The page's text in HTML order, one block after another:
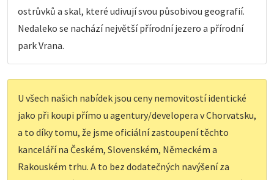
ostrůvků a skal, které udivují svou působivou geografií.
Nedaleko se nachází největší přírodní jezero a přírodní
park Vrana.
U všech našich nabídek jsou ceny nemovitostí identické
jako při koupi přímo u agentury/developera v Chorvatsku,
a to díky tomu, že jsme oficiální zastoupení těchto
kanceláří na Českém, Slovenském, Německém a
Rakouském trhu. A to bez dodatečných navýšení za